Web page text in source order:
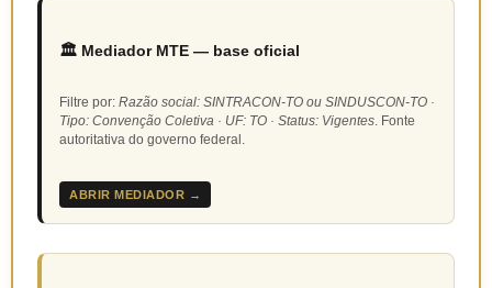
🏛️ Mediador MTE — base oficial
Filtre por: Razão social: SINTRACON-TO ou SINDUSCON-TO ·
Tipo: Convenção Coletiva · UF: TO · Status: Vigentes. Fonte
autoritativa do governo federal.
ABRIR MEDIADOR →